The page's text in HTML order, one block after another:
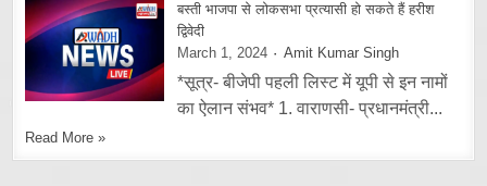
बस्ती भाजपा से लोकसभा प्रत्यासी हो सकते हैं हरीश
द्विवेदी
March 1, 2024
Amit Kumar Singh
*सूत्र- बीजेपी पहली लिस्ट में यूपी से इन नामों
का ऐलान संभव* 1. वाराणसी- प्रधानमंत्री...
Read More »